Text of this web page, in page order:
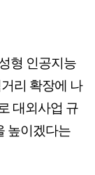
형 인공지능
리 확장에 나
대외사업 규
높이겠다는